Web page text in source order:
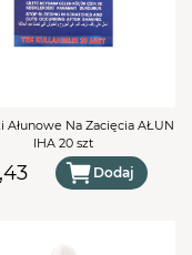
Ałunowe Na Zacięcia AŁUN
IHA 20 szt
Dodaj